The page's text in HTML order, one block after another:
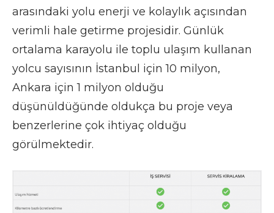
arasındaki yolu enerji ve kolaylık açısından
verimli hale getirme projesidir. Günlük
ortalama karayolu ile toplu ulaşım kullanan
yolcu sayısının İstanbul için 10 milyon,
Ankara için 1 milyon olduğu
düşünüldüğünde oldukça bu proje veya
benzerlerine çok ihtiyaç olduğu
görülmektedir.